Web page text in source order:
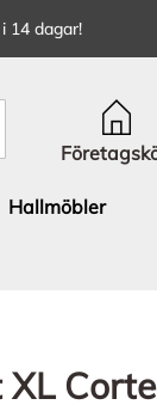
14 dagar!
Hallmöbler